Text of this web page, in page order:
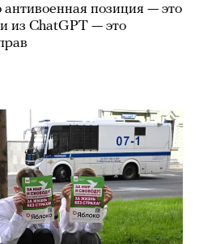
позиция — это
из СhatGPT — это